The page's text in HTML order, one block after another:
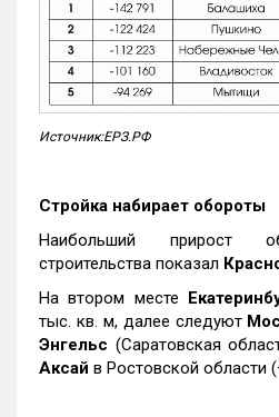
Источник:ЕРЗ.РФ
Стройка набирает обороты
Наибольший прирост
строительства показал
На втором месте
тыс. кв. м, далее следуют
Энгельс (Саратовская
Аксай в Ростовской области